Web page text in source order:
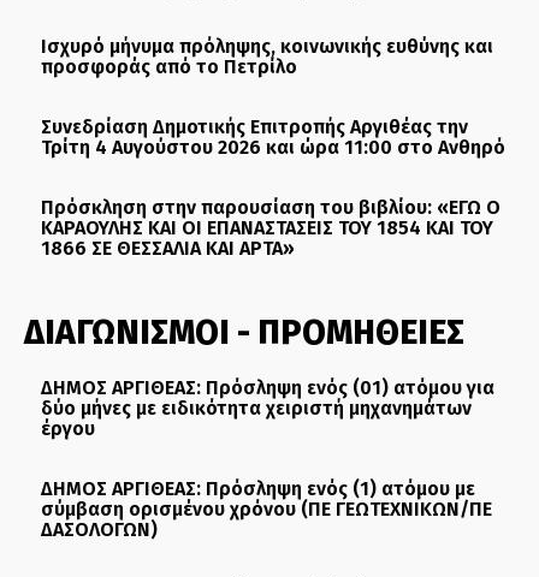
Ισχυρό μήνυμα πρόληψης, κοινωνικής ευθύνης και
προσφοράς από το Πετρίλο
Συνεδρίαση Δημοτικής Επιτροπής Αργιθέας την
Τρίτη 4 Αυγούστου 2026 και ώρα 11:00 στο Ανθηρό
Πρόσκληση στην παρουσίαση του βιβλίου: «ΕΓΩ Ο
ΚΑΡΑΟΥΛΗΣ ΚΑΙ ΟΙ ΕΠΑΝΑΣΤΑΣΕΙΣ ΤΟΥ 1854 ΚΑΙ ΤΟΥ
1866 ΣΕ ΘΕΣΣΑΛΙΑ ΚΑΙ ΑΡΤΑ»
ΔΙΑΓΩΝΙΣΜΟΙ - ΠΡΟΜΗΘΕΙΕΣ
ΔΗΜΟΣ ΑΡΓΙΘΕΑΣ: Πρόσληψη ενός (01) ατόμου για
δύο μήνες με ειδικότητα χειριστή μηχανημάτων
έργου
ΔΗΜΟΣ ΑΡΓΙΘΕΑΣ: Πρόσληψη ενός (1) ατόμου με
σύμβαση ορισμένου χρόνου (ΠΕ ΓΕΩΤΕΧΝΙΚΩΝ/ΠΕ
ΔΑΣΟΛΟΓΩΝ)